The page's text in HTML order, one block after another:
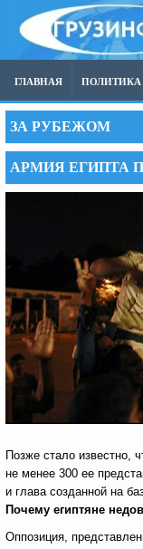
ГЛАВНАЯ ПОЛИТИКА
ЗА РУБЕЖОМ
АРМИЯ ЕГИПТА
Позже стало известно,
не менее 300 ее
и глава созданной на
Почему египтяне
Оппозиция,